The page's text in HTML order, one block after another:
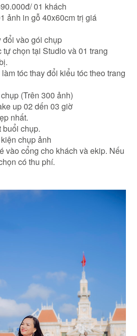
01 khách
ảnh in gỗ 40x60cm trị giá
đổi vào gói chụp
tự chọn tại Studio và 01 trang
tóc thay đổi kiểu tóc theo trang
(Trên 300 ảnh)
up 02 dến 03 giờ
nhất.
buổi chụp.
chụp ảnh
vào cổng cho khách và ekip. Nếu
có thu phí.